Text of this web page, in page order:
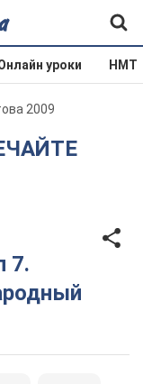
уроки НМТ
2009
7.